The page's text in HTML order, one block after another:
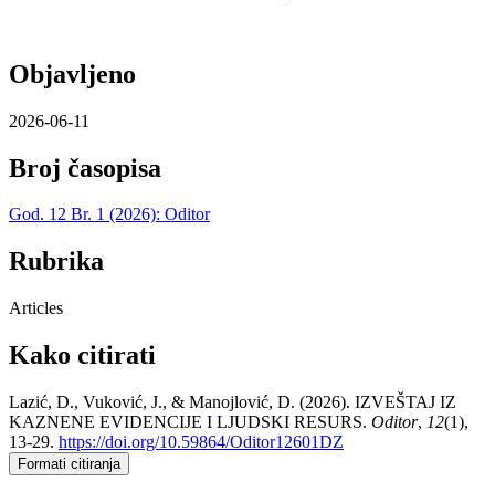
Objavljeno
2026-06-11
Broj časopisa
God. 12 Br. 1 (2026): Oditor
Rubrika
Articles
Kako citirati
Lazić, D., Vuković, J., & Manojlović, D. (2026). IZVEŠTAJ IZ
KAZNENE EVIDENCIJE I LJUDSKI RESURS. Oditor, 12(1),
13-29. https://doi.org/10.59864/Oditor12601DZ
Formati citiranja